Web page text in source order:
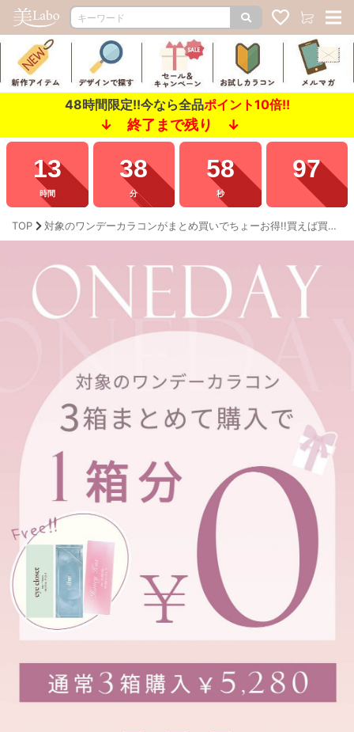
48時間限定!!今なら全品ポイント10倍!!
↓ 終了まで残り ↓
13
時間
38
分
56
秒
30
TOP 対象のワンデーカラコンがまとめ買いでちょーお得!!買えば買うほどお得に!!